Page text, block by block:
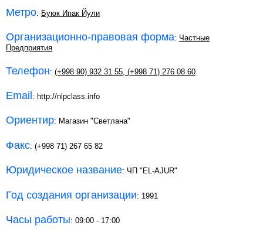
Метро: Буюк Ипак Йули
Организационно-правовая форма: Частные
Предприятия
Телефон: (+998 90) 932 31 55 (+998 71) 276 08 60
Email : http://nlpclass.info
Ориентир: Магазин "Светлана"
Факс: (+998 71) 267 65 82
Юридическое название: ЧП "EL-AJUR"
Год создания организации: 1991
Часы работы: 09:00 - 17:00